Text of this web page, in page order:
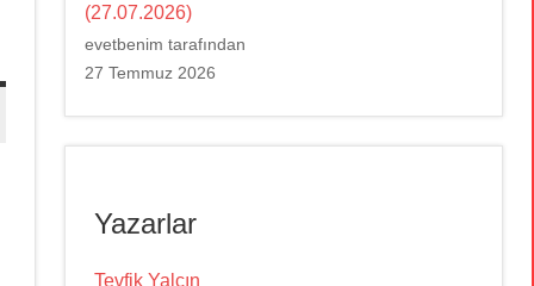
(27.07.2026)
evetbenim tarafından
27 Temmuz 2026
Yazarlar
Tevfik Yalçın